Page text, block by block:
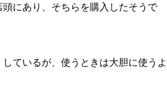
にあり、そちらを購入したそうで
ているが、使うときは大胆に使うよ